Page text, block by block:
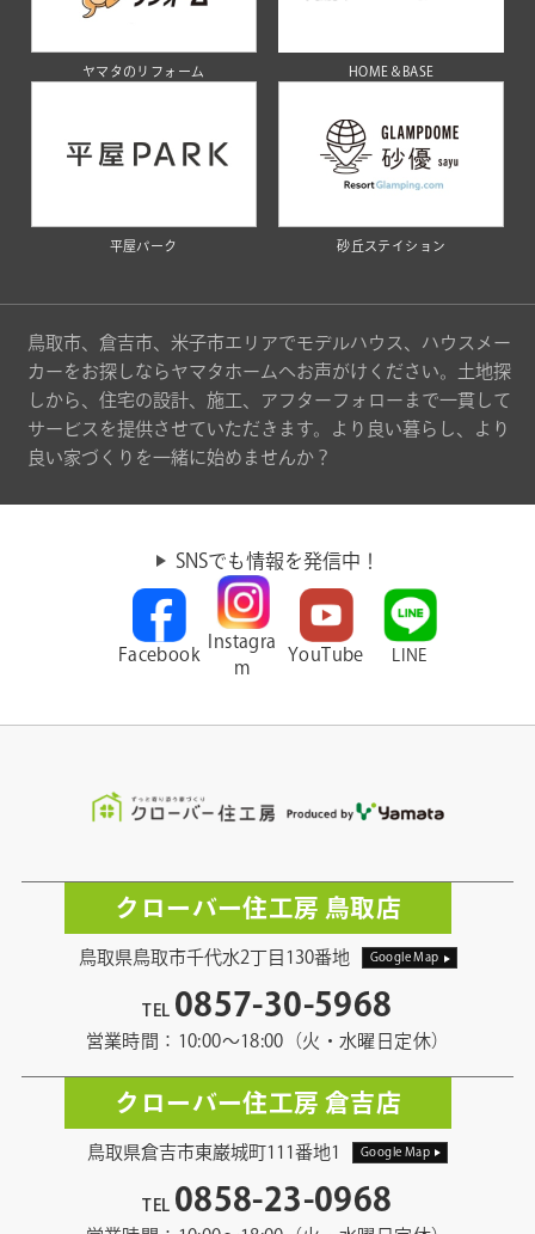
ヤマタのリフォーム HOME＆BASE
平屋パーク 砂丘ステイション
鳥取市、倉吉市、米子市エリアでモデルハウス、ハウスメー
カーをお探しならヤマタホームへお声がけください。土地探
しから、住宅の設計、施工、アフターフォローまで一貫して
サービスを提供させていただきます。より良い暮らし、より
良い家づくりを一緒に始めませんか？
SNSでも情報を発信中！
Facebook
Instagra
m
YouTube LINE
クローバー住工房 鳥取店
鳥取県鳥取市千代水2丁目130番地 Google Map
TEL 0857-30-5968
営業時間：10:00〜18:00（火・水曜日定休）
クローバー住工房 倉吉店
鳥取県倉吉市東巌城町111番地1 Google Map
TEL 0858-23-0968